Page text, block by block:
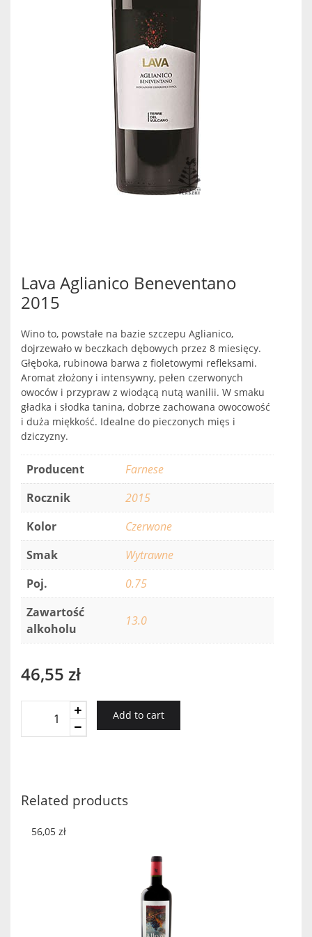
Lava Aglianico Beneventano
2015
Wino to, powstałe na bazie szczepu Aglianico,
dojrzewało w beczkach dębowych przez 8 miesięcy.
Głęboka, rubinowa barwa z fioletowymi refleksami.
Aromat złożony i intensywny, pełen czerwonych
owoców i przypraw z wiodącą nutą wanilii. W smaku
gładka i słodka tanina, dobrze zachowana owocowość
i duża miękkość. Idealne do pieczonych mięs i
dziczyzny.
Producent
Farnese
Rocznik
2015
Kolor
Czerwone
Smak
Wytrawne
Poj.
0.75
Zawartość
alkoholu
13.0
46,55 zł
Aglianico
Add to cart
Related products
56,05 zł